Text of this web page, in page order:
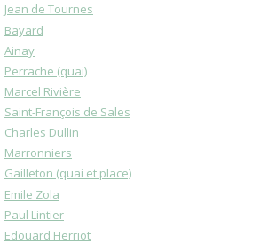
Jean de Tournes
Bayard
Ainay
Perrache (quai)
Marcel Rivière
Saint-François de Sales
Charles Dullin
Marronniers
Gailleton (quai et place)
Emile Zola
Paul Lintier
Edouard Herriot